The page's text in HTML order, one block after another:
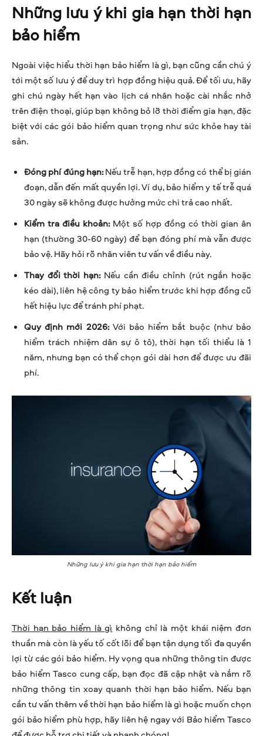
Những lưu ý khi gia hạn thời hạn
bảo hiểm
Ngoài việc hiểu thời hạn bảo hiểm là gì, bạn cũng cần chú ý
tới một số lưu ý để duy trì hợp đồng hiệu quả. Để tối ưu, hãy
ghi chú ngày hết hạn vào lịch cá nhân hoặc cài nhắc nhở
trên điện thoại, giúp bạn không bỏ lỡ thời điểm gia hạn, đặc
biệt với các gói bảo hiểm quan trọng như sức khỏe hay tài
sản.
Đóng phí đúng hạn:Nếu trễ hạn, hợp đồng có thể bị gián
đoạn, dẫn đến mất quyền lợi. Ví dụ, bảo hiểm y tế trễ quá
30 ngày sẽ không được hưởng mức chi trả cao nhất.
Kiểm tra điều khoản:Một số hợp đồng có thời gian ân
hạn (thường 30-60 ngày) để bạn đóng phí mà vẫn được
bảo vệ. Hãy hỏi rõ nhân viên tư vấn về điều này.
Thay đổi thời hạn:Nếu cần điều chỉnh (rút ngắn hoặc
kéo dài), liên hệ công ty bảo hiểm trước khi hợp đồng cũ
hết hiệu lực để tránh phí phạt.
Quy định mới 2026:Với bảo hiểm bắt buộc (như bảo
hiểm trách nhiệm dân sự ô tô), thời hạn tối thiểu là 1
năm, nhưng bạn có thể chọn gói dài hơn để được ưu đãi
phí.
Những lưu ý khi gia hạn thời hạn bảo hiểm
Kết luận
Thời hạn bảo hiểm là gì không chỉ là một khái niệm đơn
thuần mà còn là yếu tố cốt lõi để bạn tận dụng tối đa quyền
lợi từ các gói bảo hiểm. Hy vọng qua những thông tin được
bảo hiểm Tasco cung cấp, bạn đọc đã cập nhật và nắm rõ
những thông tin xoay quanh thời hạn bảo hiểm. Nếu bạn
cần tư vấn thêm về thời hạn bảo hiểm là gì hoặc muốn chọn
gói bảo hiểm phù hợp, hãy liên hệ ngay với Bảo hiểm Tasco